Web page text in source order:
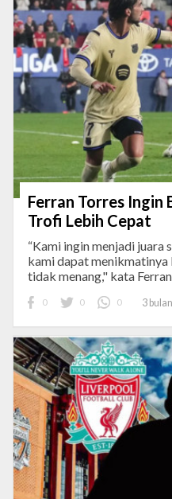
Ferran Torres Ingin
Trofi Lebih Cepat
“Kami ingin menjadi juara
kami dapat
tidak menang," kata
0 0 0 3